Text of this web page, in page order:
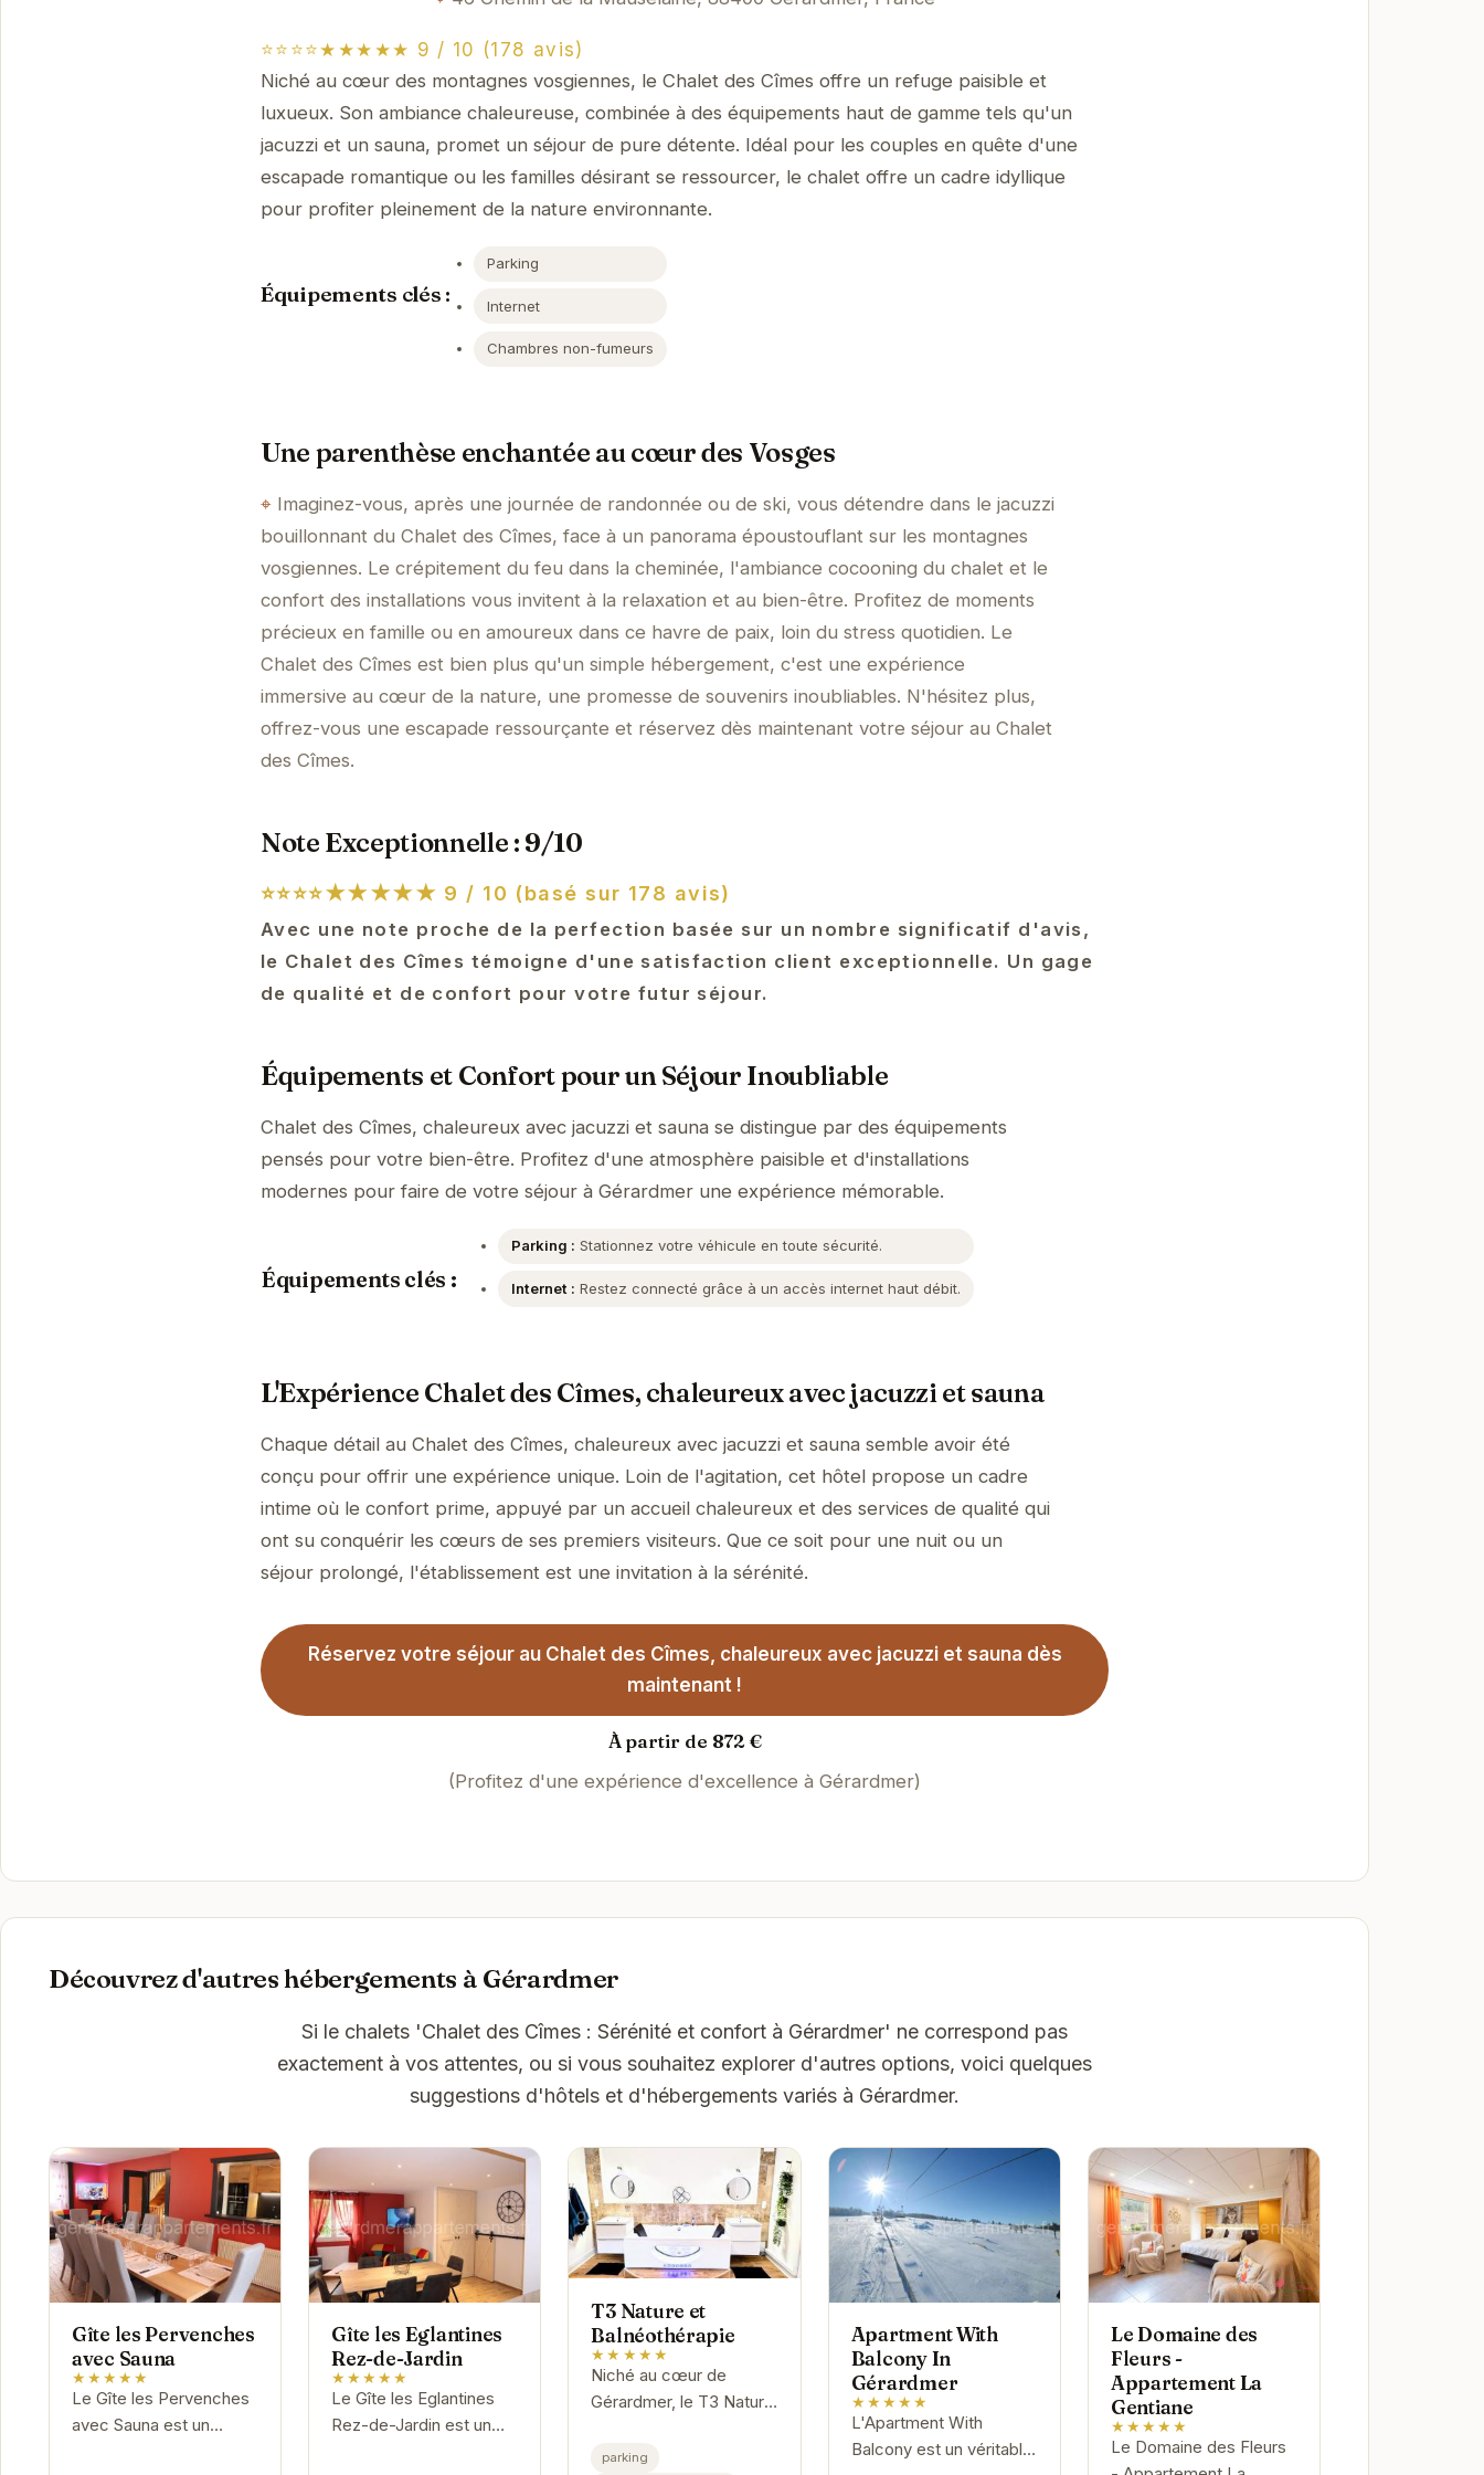
⭐⭐⭐⭐★★★★★ 9 / 10 (178 avis)
Niché au cœur des montagnes vosgiennes, le Chalet des Cîmes offre un refuge paisible et
luxueux. Son ambiance chaleureuse, combinée à des équipements haut de gamme tels qu'un
jacuzzi et un sauna, promet un séjour de pure détente. Idéal pour les couples en quête d'une
escapade romantique ou les familles désirant se ressourcer, le chalet offre un cadre idyllique
pour profiter pleinement de la nature environnante.
Équipements clés :
Parking
Internet
Chambres non-fumeurs
Une parenthèse enchantée au cœur des Vosges
Imaginez-vous, après une journée de randonnée ou de ski, vous détendre dans le jacuzzi
bouillonnant du Chalet des Cîmes, face à un panorama époustouflant sur les montagnes
vosgiennes. Le crépitement du feu dans la cheminée, l'ambiance cocooning du chalet et le
confort des installations vous invitent à la relaxation et au bien-être. Profitez de moments
précieux en famille ou en amoureux dans ce havre de paix, loin du stress quotidien. Le
Chalet des Cîmes est bien plus qu'un simple hébergement, c'est une expérience
immersive au cœur de la nature, une promesse de souvenirs inoubliables. N'hésitez plus,
offrez-vous une escapade ressourçante et réservez dès maintenant votre séjour au Chalet
des Cîmes.
Note Exceptionnelle : 9/10
⭐⭐⭐⭐★★★★★ 9 / 10 (basé sur 178 avis)
Avec une note proche de la perfection basée sur un nombre significatif d'avis,
le Chalet des Cîmes témoigne d'une satisfaction client exceptionnelle. Un gage
de qualité et de confort pour votre futur séjour.
Équipements et Confort pour un Séjour Inoubliable
Chalet des Cîmes, chaleureux avec jacuzzi et sauna se distingue par des équipements
pensés pour votre bien-être. Profitez d'une atmosphère paisible et d'installations
modernes pour faire de votre séjour à Gérardmer une expérience mémorable.
Équipements clés :
Parking : Stationnez votre véhicule en toute sécurité.
Internet : Restez connecté grâce à un accès internet haut débit.
L'Expérience Chalet des Cîmes, chaleureux avec jacuzzi et sauna
Chaque détail au Chalet des Cîmes, chaleureux avec jacuzzi et sauna semble avoir été
conçu pour offrir une expérience unique. Loin de l'agitation, cet hôtel propose un cadre
intime où le confort prime, appuyé par un accueil chaleureux et des services de qualité qui
ont su conquérir les cœurs de ses premiers visiteurs. Que ce soit pour une nuit ou un
séjour prolongé, l'établissement est une invitation à la sérénité.
Réservez votre séjour au Chalet des Cîmes, chaleureux avec jacuzzi et sauna dès
maintenant !
À partir de 872 €
(Profitez d'une expérience d'excellence à Gérardmer)
Découvrez d'autres hébergements à Gérardmer
Si le chalets 'Chalet des Cîmes : Sérénité et confort à Gérardmer' ne correspond pas
exactement à vos attentes, ou si vous souhaitez explorer d'autres options, voici quelques
suggestions d'hôtels et d'hébergements variés à Gérardmer.
Gîte les Pervenches
avec Sauna
★★★★★
Le Gîte les Pervenches
avec Sauna est un
Gîte les Eglantines
Rez-de-Jardin
★★★★★
Le Gîte les Eglantines
Rez-de-Jardin est un
T3 Nature et
Balnéothérapie
★★★★★
Niché au cœur de
Gérardmer, le T3 Nature
un cadre idéal pour une
parking
Apartment With
Balcony In
Gérardmer
★★★★★
L'Apartment With
Balcony est un véritable
Le Domaine des
Fleurs -
Appartement La
Gentiane
★★★★★
Le Domaine des Fleurs